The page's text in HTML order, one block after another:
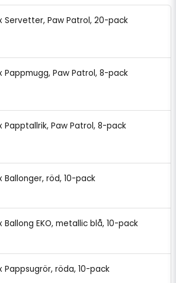
Servetter, Paw Patrol, 20-pack
Pappmugg, Paw Patrol, 8-pack
Papptallrik, Paw Patrol, 8-pack
Ballonger, röd, 10-pack
Ballong EKO, metallic blå, 10-pack
Pappsugrör, röda, 10-pack